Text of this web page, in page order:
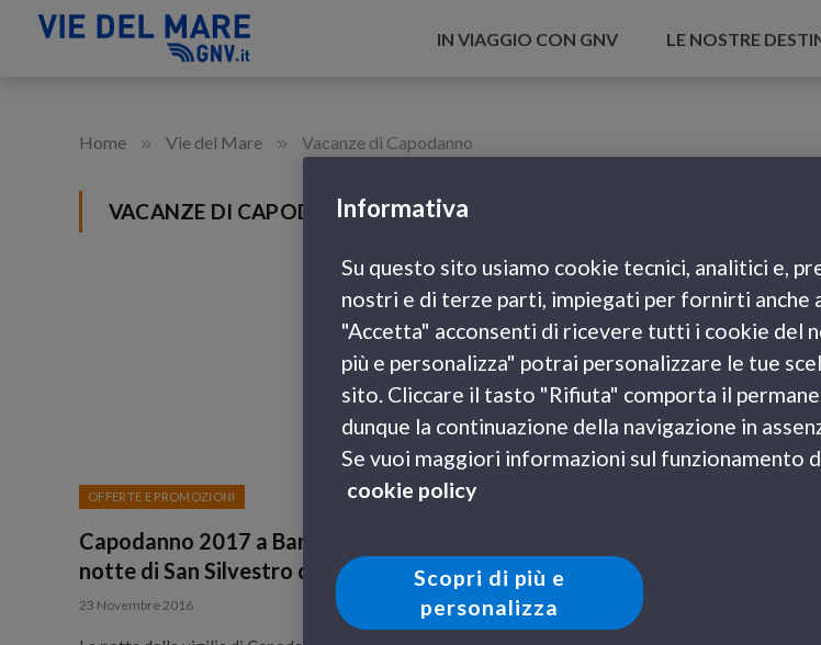
IN VIAGGIO CON GNV LE NOSTRE
Home » Vie del Mare » Vacanze di Capodanno
VACANZE DI CAPODANNO
OFFERTE E PROMOZIONI
Capodanno 2017 a Barcellona: passa la
notte di San Silvestro con GNV
23 Novembre 2016
destinazioni raggiungibili
GNV
26 Novembre 2014
Informativa
Su questo sito usiamo cookie tecnici, analitici e,
nostri e di terze parti, impiegati per fornirti anche
"Accetta" acconsenti di ricevere tutti i cookie del
più e personalizza" potrai personalizzare le tue
sito. Cliccare il tasto "Rifiuta" comporta il
dunque la continuazione della navigazione in
Se vuoi maggiori informazioni sul funzionamento
cookie policy
Scopri di più e
personalizza